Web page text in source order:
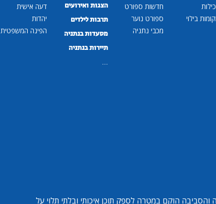
בילוי
חדשות ספורט
ספורט נוער
מכבי נתניה
הצגות ואירועים
תרבות לילדים
מסעדות בנתניה
תיירות בנתניה
...
דעה אישית
יהדות
הפינה המשפטית
והסביבה הוקם במטרה לספק תוכן איכותי ובלתי תלוי על